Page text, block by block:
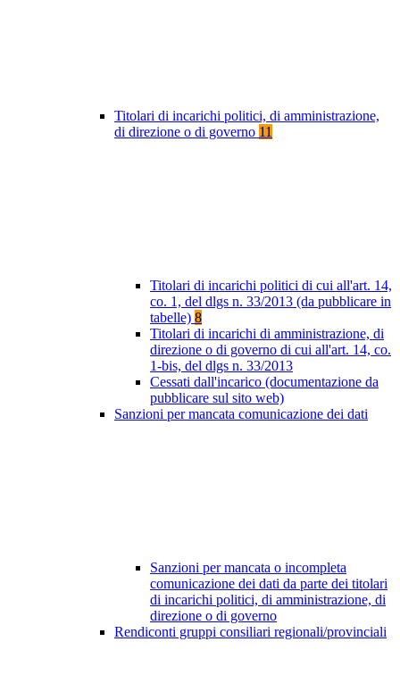
Titolari di incarichi politici, di amministrazione,
di direzione o di governo 11
Titolari di incarichi politici di cui all'art. 14,
co. 1, del dlgs n. 33/2013 (da pubblicare in
tabelle) 8
Titolari di incarichi di amministrazione, di
direzione o di governo di cui all'art. 14, co.
1-bis, del dlgs n. 33/2013
Cessati dall'incarico (documentazione da
pubblicare sul sito web)
Sanzioni per mancata comunicazione dei dati
Sanzioni per mancata o incompleta
comunicazione dei dati da parte dei titolari
di incarichi politici, di amministrazione, di
direzione o di governo
Rendiconti gruppi consiliari regionali/provinciali